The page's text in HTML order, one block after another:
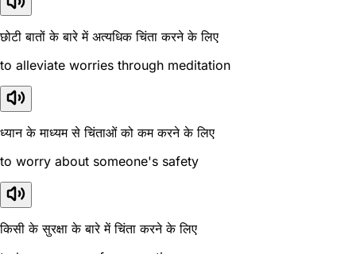
छोटी बातों के बारे में अत्यधिक चिंता करने के लिए
to alleviate worries through meditation
ध्यान के माध्यम से चिंताओं को कम करने के लिए
to worry about someone's safety
किसी के सुरक्षा के बारे में चिंता करने के लिए